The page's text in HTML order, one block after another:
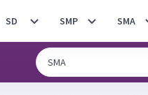
SD SMP SMA